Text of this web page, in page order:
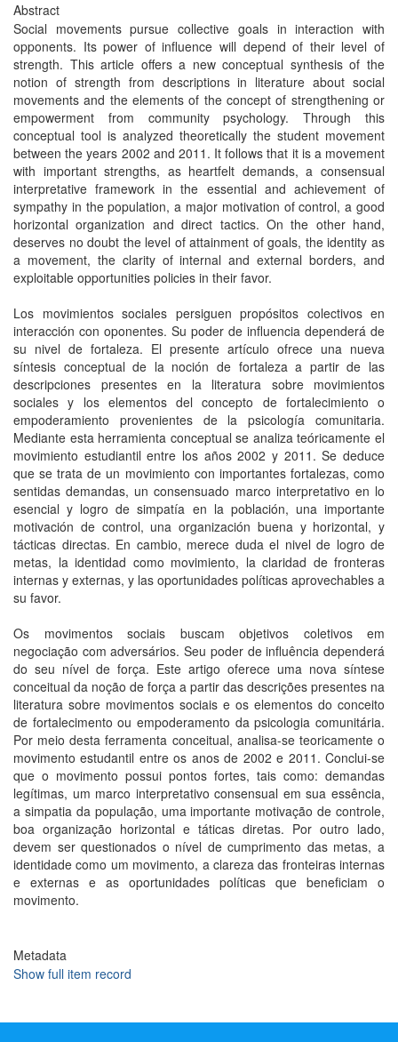
Abstract
Social movements pursue collective goals in interaction with
opponents. Its power of influence will depend of their level of
strength. This article offers a new conceptual synthesis of the
notion of strength from descriptions in literature about social
movements and the elements of the concept of strengthening or
empowerment from community psychology. Through this
conceptual tool is analyzed theoretically the student movement
between the years 2002 and 2011. It follows that it is a movement
with important strengths, as heartfelt demands, a consensual
interpretative framework in the essential and achievement of
sympathy in the population, a major motivation of control, a good
horizontal organization and direct tactics. On the other hand,
deserves no doubt the level of attainment of goals, the identity as
a movement, the clarity of internal and external borders, and
exploitable opportunities policies in their favor.
Los movimientos sociales persiguen propósitos colectivos en
interacción con oponentes. Su poder de influencia dependerá de
su nivel de fortaleza. El presente artículo ofrece una nueva
síntesis conceptual de la noción de fortaleza a partir de las
descripciones presentes en la literatura sobre movimientos
sociales y los elementos del concepto de fortalecimiento o
empoderamiento provenientes de la psicología comunitaria.
Mediante esta herramienta conceptual se analiza teóricamente el
movimiento estudiantil entre los años 2002 y 2011. Se deduce
que se trata de un movimiento con importantes fortalezas, como
sentidas demandas, un consensuado marco interpretativo en lo
esencial y logro de simpatía en la población, una importante
motivación de control, una organización buena y horizontal, y
tácticas directas. En cambio, merece duda el nivel de logro de
metas, la identidad como movimiento, la claridad de fronteras
internas y externas, y las oportunidades políticas aprovechables a
su favor.
Os movimentos sociais buscam objetivos coletivos em
negociação com adversários. Seu poder de influência dependerá
do seu nível de força. Este artigo oferece uma nova síntese
conceitual da noção de força a partir das descrições presentes na
literatura sobre movimentos sociais e os elementos do conceito
de fortalecimento ou empoderamento da psicologia comunitária.
Por meio desta ferramenta conceitual, analisa-se teoricamente o
movimento estudantil entre os anos de 2002 e 2011. Conclui-se
que o movimento possui pontos fortes, tais como: demandas
legítimas, um marco interpretativo consensual em sua essência,
a simpatia da população, uma importante motivação de controle,
boa organização horizontal e táticas diretas. Por outro lado,
devem ser questionados o nível de cumprimento das metas, a
identidade como um movimento, a clareza das fronteiras internas
e externas e as oportunidades políticas que beneficiam o
movimento.
Metadata
Show full item record